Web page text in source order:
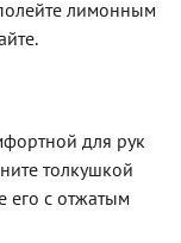
лимонным
для рук
толкушкой
его с отжатым